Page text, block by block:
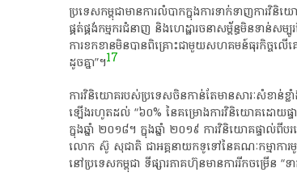
ប្រទេស​កម្ពុជា​មានការ​លំបាក​ក្នុង​ការ​ទាក់ទាញ​ការ​វិ
ផ្គត់ផ្គង់​កម្មករ​ជំនាញ​ និង​ហេដ្ឋារចនាសម្ព័ន្ធ​មិន​ទាន់​ស
កា​រខក​ខានមិនបាន​ពិគ្រោះ​ជាមួយ​សហគមន៍​ធុរកិច្ច​លើ​
ដូច​គ្នា​”​។​17
ការ​វិនិយោគ​របស់​ប្រទេស​ចិន​កាន់តែ​មាន​សារៈសំខាន់​ខ្
ឡើង​រហូត​ដល់​ “៦០%​ នៃ​គម្រោងការ​វិនិយោគ​ដោយ​ផ្ទ
ក្នុង​ឆ្នាំ​ ២០១៨​។​ ក្នុង​ឆ្នាំ​ ២០១៩​ ការ​វិនិយោគ​ផ្ទា
លោក​ ស៊ូ​ សុ​ជាតិ​ ជា​អគ្គនាយក​ទូទៅ​នៃ​គណៈ​ក​ម្មា​ការ​
នៅ​ប្រទេស​កម្ពុជា​ ទីផ្សារ​ភាគហ៊ុន​មានការ​រីក​ចម្រើ